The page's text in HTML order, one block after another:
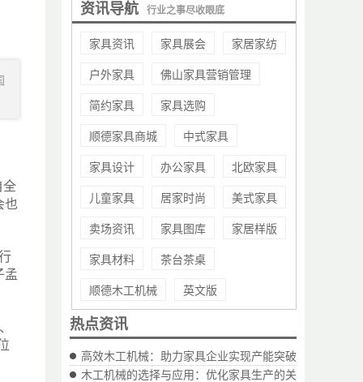
资讯导航 行业之事尽收眼底
家具资讯 家具展会 家居家纺
户外家具 佛山家具营销管理
简约家具 家具选购
顺德家具商城 中式家具
家具设计 办公家具 北欧家具
儿童家具 居家时尚 美式家具
卖场资讯 家具图库 家居样版
家具材料 茶台茶桌
顺德木工机械 英文版
热点资讯
高效木工机械：助力家具企业实现产能突破
木工机械的选择与应用：优化家具生产的关
全
也
孟